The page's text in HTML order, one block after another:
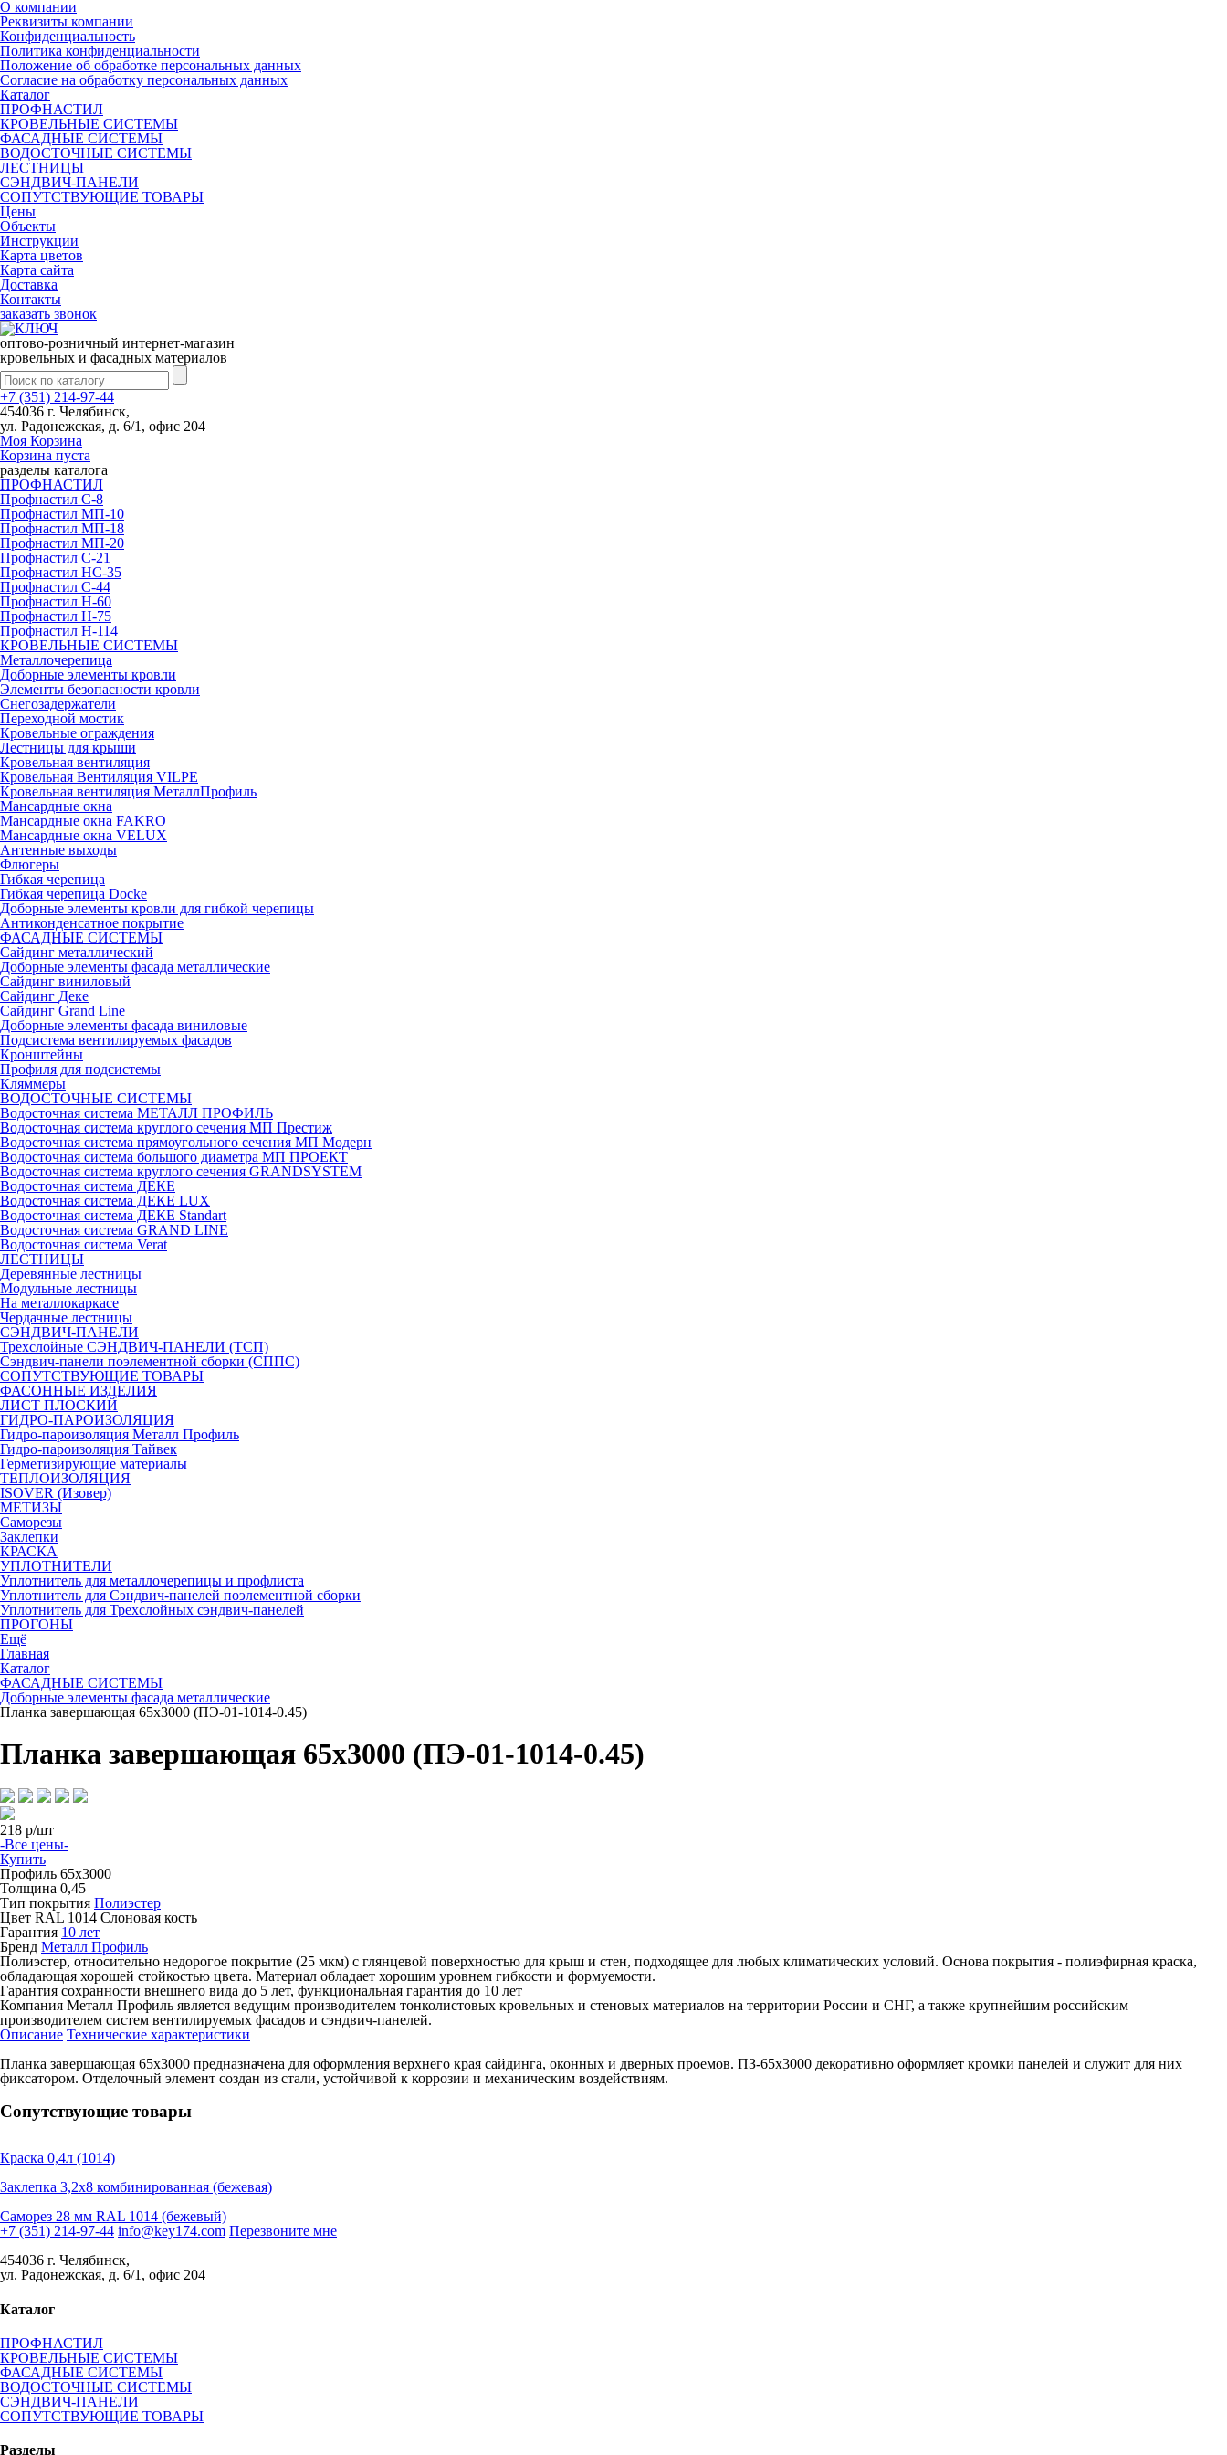
О компании
Реквизиты компании
Конфиденциальность
Политика конфиденциальности
Положение об обработке персональных данных
Согласие на обработку персональных данных
Каталог
ПРОФНАСТИЛ
КРОВЕЛЬНЫЕ СИСТЕМЫ
ФАСАДНЫЕ СИСТЕМЫ
ВОДОСТОЧНЫЕ СИСТЕМЫ
ЛЕСТНИЦЫ
СЭНДВИЧ-ПАНЕЛИ
СОПУТСТВУЮЩИЕ ТОВАРЫ
Цены
Объекты
Инструкции
Карта цветов
Карта сайта
Доставка
Контакты
заказать звонок
оптово-розничный интернет-магазин
кровельных и фасадных материалов
+7 (351) 214-97-44
454036 г. Челябинск,
ул. Радонежская, д. 6/1, офис 204
Моя Корзина
Корзина пуста
разделы каталога
ПРОФНАСТИЛ
Профнастил С-8
Профнастил МП-10
Профнастил МП-18
Профнастил МП-20
Профнастил С-21
Профнастил НС-35
Профнастил С-44
Профнастил Н-60
Профнастил Н-75
Профнастил Н-114
КРОВЕЛЬНЫЕ СИСТЕМЫ
Металлочерепица
Доборные элементы кровли
Элементы безопасности кровли
Снегозадержатели
Переходной мостик
Кровельные ограждения
Лестницы для крыши
Кровельная вентиляция
Кровельная Вентиляция VILPE
Кровельная вентиляция МеталлПрофиль
Мансардные окна
Мансардные окна FAKRO
Мансардные окна VELUX
Антенные выходы
Флюгеры
Гибкая черепица
Гибкая черепица Docke
Доборные элементы кровли для гибкой черепицы
Антиконденсатное покрытие
ФАСАДНЫЕ СИСТЕМЫ
Сайдинг металлический
Доборные элементы фасада металлические
Сайдинг виниловый
Сайдинг Деке
Сайдинг Grand Line
Доборные элементы фасада виниловые
Подсистема вентилируемых фасадов
Кронштейны
Профиля для подсистемы
Кляммеры
ВОДОСТОЧНЫЕ СИСТЕМЫ
Водосточная система МЕТАЛЛ ПРОФИЛЬ
Водосточная система круглого сечения МП Престиж
Водосточная система прямоугольного сечения МП Модерн
Водосточная система большого диаметра МП ПРОЕКТ
Водосточная система круглого сечения GRANDSYSTEM
Водосточная система ДЕКЕ
Водосточная система ДЕКЕ LUX
Водосточная система ДЕКЕ Standart
Водосточная система GRAND LINE
Водосточная система Verat
ЛЕСТНИЦЫ
Деревянные лестницы
Модульные лестницы
На металлокаркасе
Чердачные лестницы
СЭНДВИЧ-ПАНЕЛИ
Трехслойные СЭНДВИЧ-ПАНЕЛИ (ТСП)
Сэндвич-панели поэлементной сборки (СППС)
СОПУТСТВУЮЩИЕ ТОВАРЫ
ФАСОННЫЕ ИЗДЕЛИЯ
ЛИСТ ПЛОСКИЙ
ГИДРО-ПАРОИЗОЛЯЦИЯ
Гидро-пароизоляция Металл Профиль
Гидро-пароизоляция Тайвек
Герметизирующие материалы
ТЕПЛОИЗОЛЯЦИЯ
ISOVER (Изовер)
МЕТИЗЫ
Саморезы
Заклепки
КРАСКА
УПЛОТНИТЕЛИ
Уплотнитель для металлочерепицы и профлиста
Уплотнитель для Сэндвич-панелей поэлементной сборки
Уплотнитель для Трехслойных сэндвич-панелей
ПРОГОНЫ
Ещё
Главная
Каталог
ФАСАДНЫЕ СИСТЕМЫ
Доборные элементы фасада металлические
Планка завершающая 65х3000 (ПЭ-01-1014-0.45)
Планка завершающая 65х3000 (ПЭ-01-1014-0.45)
218 р/шт
-Все цены-
Купить
Профиль 65х3000
Толщина 0,45
Тип покрытия Полиэстер
Цвет RAL 1014 Слоновая кость
Гарантия 10 лет
Бренд Металл Профиль
Полиэстер, относительно недорогое покрытие (25 мкм) с глянцевой поверхностью для крыш и стен, подходящее для любых климатических условий. Основа покрытия - полиэфирная краска,
обладающая хорошей стойкостью цвета. Материал обладает хорошим уровнем гибкости и формуемости.
Гарантия сохранности внешнего вида до 5 лет, функциональная гарантия до 10 лет
Компания Металл Профиль является ведущим производителем тонколистовых кровельных и стеновых материалов на территории России и СНГ, а также крупнейшим российским
производителем систем вентилируемых фасадов и сэндвич-панелей.
Описание Технические характеристики
Планка завершающая 65х3000 предназначена для оформления верхнего края сайдинга, оконных и дверных проемов. ПЗ-65х3000 декоративно оформляет кромки панелей и служит для них
фиксатором. Отделочный элемент создан из стали, устойчивой к коррозии и механическим воздействиям.
Сопутствующие товары
Краска 0,4л (1014)
Заклепка 3,2х8 комбинированная (бежевая)
Саморез 28 мм RAL 1014 (бежевый)
+7 (351) 214-97-44 info@key174.com Перезвоните мне
454036 г. Челябинск,
ул. Радонежская, д. 6/1, офис 204
Каталог
ПРОФНАСТИЛ
КРОВЕЛЬНЫЕ СИСТЕМЫ
ФАСАДНЫЕ СИСТЕМЫ
ВОДОСТОЧНЫЕ СИСТЕМЫ
СЭНДВИЧ-ПАНЕЛИ
СОПУТСТВУЮЩИЕ ТОВАРЫ
Разделы